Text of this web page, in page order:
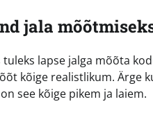
jala
lapse jalga mõõta
kõige realistlikum. Ärge
see kõige pikem ja laiem.